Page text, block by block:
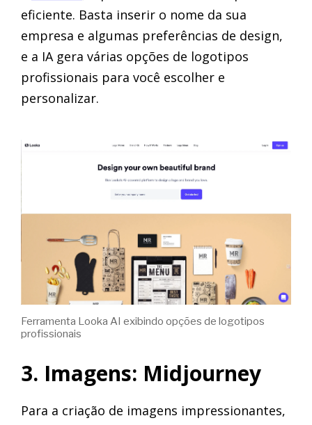
eficiente. Basta inserir o nome da sua
empresa e algumas preferências de design,
e a IA gera várias opções de logotipos
profissionais para você escolher e
personalizar.
Ferramenta Looka AI exibindo opções de logotipos
profissionais
3. Imagens: Midjourney
Para a criação de imagens impressionantes,